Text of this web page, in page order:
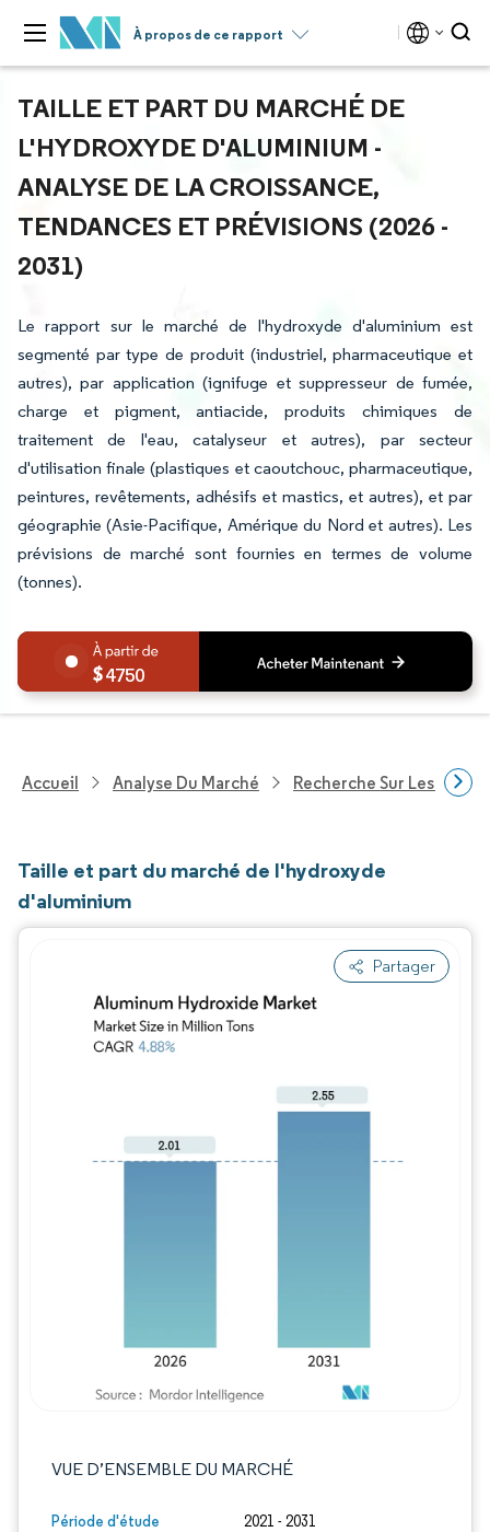
À propos de ce rapport
TAILLE ET PART DU MARCHÉ DE
L'HYDROXYDE D'ALUMINIUM -
ANALYSE DE LA CROISSANCE,
TENDANCES ET PRÉVISIONS (2026 -
2031)
Le rapport sur le marché de l'hydroxyde d'aluminium est
segmenté par type de produit (industriel, pharmaceutique et
autres), par application (ignifuge et suppresseur de fumée,
charge et pigment, antiacide, produits chimiques de
traitement de l'eau, catalyseur et autres), par secteur
d'utilisation finale (plastiques et caoutchouc, pharmaceutique,
peintures, revêtements, adhésifs et mastics, et autres), et par
géographie (Asie-Pacifique, Amérique du Nord et autres). Les
prévisions de marché sont fournies en termes de volume
(tonnes).
4750
Accueil Analyse Du Marché Recherche Sur Les
Taille et part du marché de l'hydroxyde
d'aluminium
Partager
VUE D’ENSEMBLE DU MARCHÉ
Période d'étude 2021 - 2031